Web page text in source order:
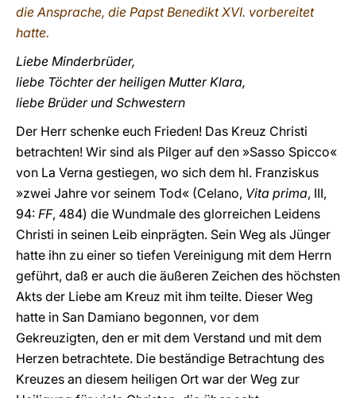
die Ansprache, die Papst Benedikt XVI. vorbereitet
hatte.
Liebe Minderbrüder,
liebe Töchter der heiligen Mutter Klara,
liebe Brüder und Schwestern
Der Herr schenke euch Frieden! Das Kreuz Christi
betrachten! Wir sind als Pilger auf den »Sasso Spicco«
von La Verna gestiegen, wo sich dem hl. Franziskus
»zwei Jahre vor seinem Tod« (Celano, Vita prima, III,
94: FF, 484) die Wundmale des glorreichen Leidens
Christi in seinen Leib einprägten. Sein Weg als Jünger
hatte ihn zu einer so tiefen Vereinigung mit dem Herrn
geführt, daß er auch die äußeren Zeichen des höchsten
Akts der Liebe am Kreuz mit ihm teilte. Dieser Weg
hatte in San Damiano begonnen, vor dem
Gekreuzigten, den er mit dem Verstand und mit dem
Herzen betrachtete. Die beständige Betrachtung des
Kreuzes an diesem heiligen Ort war der Weg zur